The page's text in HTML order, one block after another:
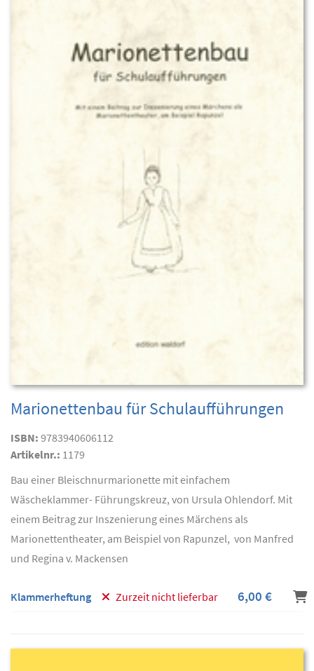
Marionettenbau für Schulaufführungen
ISBN: 9783940606112
Artikelnr.: 1179
Bau einer Bleischnurmarionette mit einfachem
Wäscheklammer- Führungskreuz, von Ursula Ohlendorf. Mit
einem Beitrag zur Inszenierung eines Märchens als
Marionettentheater, am Beispiel von Rapunzel, von Manfred
und Regina v. Mackensen
Klammerheftung Zurzeit nicht lieferbar 6,00 €